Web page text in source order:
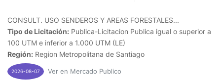
CONSULT. USO SENDEROS Y AREAS FORESTALES...
Tipo de Licitación: Publica-Licitacion Publica igual o superior a
100 UTM e inferior a 1.000 UTM (LE)
Región: Region Metropolitana de Santiago
2026-08-07 Ver en Mercado Publico